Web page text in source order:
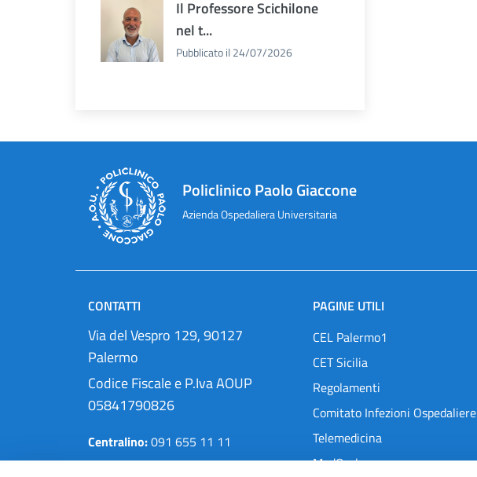
Il Professore Scichilone
nel t...
Pubblicato il 24/07/2026
Policlinico Paolo Giaccone
Azienda Ospedaliera Universitaria
CONTATTI
Via del Vespro 129, 90127
Palermo
Codice Fiscale e P.Iva AOUP
05841790826
Centralino:091 655 11 11
Pec:protocollo@cert.policlinico.pa.it
PAGINE UTILI
CEL Palermo1
CET Sicilia
Regolamenti
Comitato Infezioni Ospedaliere
Telemedicina
MedOral